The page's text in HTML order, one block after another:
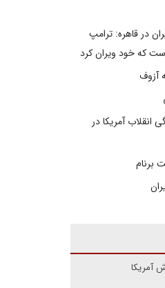
در قاهره: ترامپ
که خود ویران کرد
آزوف
انقلاب آمریکا در
برنام
آمریکا